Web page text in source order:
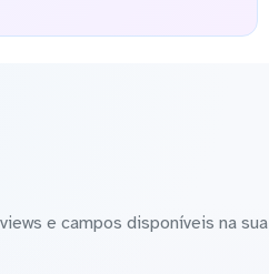
e campos disponíveis na sua